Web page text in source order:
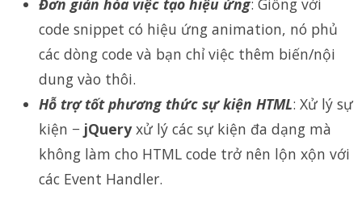
Đơn giản hóa việc tạo hiệu ứng: Giống với
code snippet có hiệu ứng animation, nó phủ
các dòng code và bạn chỉ việc thêm biến/nội
dung vào thôi.
Hỗ trợ tốt phương thức sự kiện HTML: Xử lý sự
kiện − jQueryxử lý các sự kiện đa dạng mà
không làm cho HTML code trở nên lộn xộn với
các Event Handler.